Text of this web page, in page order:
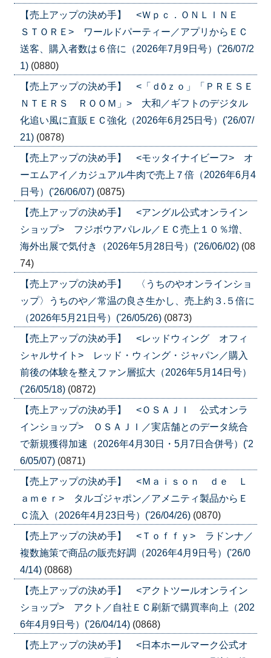
【売上アップの決め手】 <Ｗｐｃ．ＯＮＬＩＮＥ
ＳＴＯＲＥ> ワールドパーティー／アプリからＥＣ
送客、購入者数は６倍に（2026年7月9日号）('26/07/2
1) (0880)
【売上アップの決め手】 <「ｄōｚｏ」「ＰＲＥＳＥ
ＮＴＥＲＳ ＲＯＯＭ」> 大和／ギフトのデジタル
化追い風に直販ＥＣ強化（2026年6月25日号）('26/07/
21) (0878)
【売上アップの決め手】 <モッタイナイビーフ> オ
ーエムアイ／カジュアル牛肉で売上７倍（2026年6月4
日号）('26/06/07) (0875)
【売上アップの決め手】 <アングル公式オンライン
ショップ> フジボウアパレル／ＥＣ売上１０％増、
海外出展で気付き（2026年5月28日号）('26/06/02) (08
74)
【売上アップの決め手】 〈うちのやオンラインショ
ップ〉うちのや／常温の良さ生かし、売上約３.５倍に
（2026年5月21日号）('26/05/26) (0873)
【売上アップの決め手】 <レッドウィング オフィ
シャルサイト> レッド・ウィング・ジャパン／購入
前後の体験を整えファン層拡大（2026年5月14日号）
('26/05/18) (0872)
【売上アップの決め手】 <ＯＳＡＪＩ 公式オンラ
インショップ> ＯＳＡＪＩ／実店舗とのデータ統合
で新規獲得加速（2026年4月30日・5月7日合併号）('2
6/05/07) (0871)
【売上アップの決め手】 <Ｍａｉｓｏｎ ｄｅ Ｌ
ａｍｅｒ> タルゴジャポン／アメニティ製品からＥ
Ｃ流入（2026年4月23日号）('26/04/26) (0870)
【売上アップの決め手】 <Ｔｏｆｆｙ> ラドンナ／
複数施策で商品の販売好調（2026年4月9日号）('26/0
4/14) (0868)
【売上アップの決め手】 <アクトツールオンライン
ショップ> アクト／自社ＥＣ刷新で購買率向上（202
6年4月9日号）('26/04/14) (0868)
【売上アップの決め手】 <日本ホールマーク公式オ